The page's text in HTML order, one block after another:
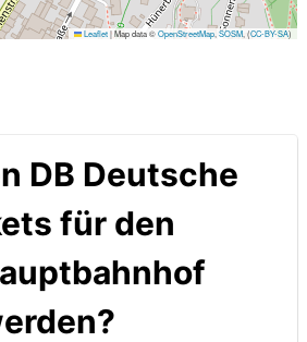
Leaflet|Map data ©OpenStreetMap ,SOSM , (CC-BY-SA)
DB Deutsche
für den